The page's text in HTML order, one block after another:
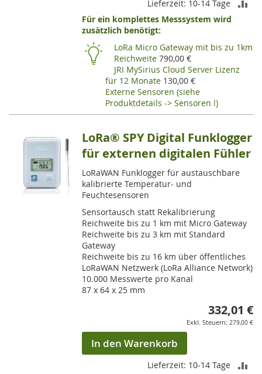
Lieferzeit: 10-14 Tage
Für ein komplettes Messsystem wird
zusätzlich benötigt:
LoRa Micro Gateway mit bis zu 1km
Reichweite 790,00 €
JRI MySirius Cloud Server Lizenz
für 12 Monate 130,00 €
Externe Sensoren (siehe
Produktdetails -> Sensoren !)
LoRa® SPY Digital Funklogger
für externen digitalen Fühler
LoRaWAN Funklogger für austauschbare
kalibrierte Temperatur- und
Feuchtesensoren
Sensortausch statt Rekalibrierung
Reichweite bis zu 1 km mit Micro Gateway
Reichweite bis zu 3 km mit Standard
Gateway
Reichweite bis zu 16 km über öffentliches
LoRaWAN Netzwerk (LoRa Alliance Network)
10.000 Messwerte pro Kanal
87 x 64 x 25 mm
332,01 €
279,00 €
In den Warenkorb
Lieferzeit: 10-14 Tage